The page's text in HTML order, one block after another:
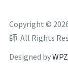
Copyright ©
師. All Rights
Designed by